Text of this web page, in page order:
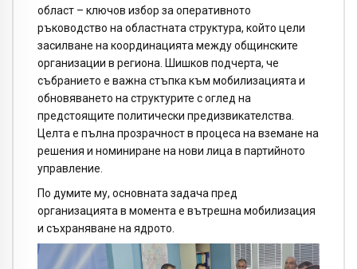
област – ключов избор за оперативното
ръководство на областната структура, който цели
засилване на координацията между общинските
организации в региона. Шишков подчерта, че
събранието е важна стъпка към мобилизацията и
обновяването на структурите с оглед на
предстоящите политически предизвикателства.
Целта е пълна прозрачност в процеса на вземане на
решения и номиниране на нови лица в партийното
управление.
По думите му, основната задача пред
организацията в момента е вътрешна мобилизация
и съхраняване на ядрото.